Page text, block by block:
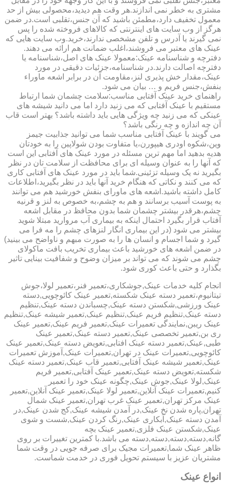
مشتری به خطر نمی اندازند.هر وقت هم دیدید،محصولی بیش از حد
معمول تخفیف دارد،مطمئن باشید که آن جنس،تقلبی است.در ضمن
هرگز از وب سایت های اینترنتی که کالاهای فروخته شده را پس
نمی گیرند یا آدرس و تلفن مشخصی ندارند،خرید.وب سایت هایی که
عینک های معتبر می فروشند،اغلب ضمانت هم ارائه می دهند.
دفترچه و شناسنامه عینک:معمولا عینک های اصل،شناسنامه یا
دفترچه اصالت دارند.در شناسنامه،جزئیات دقیقی در مورد
عینک،مقدار خش پذیری لنز،مقاومت آن در برابر اشعه ماوراء
بنفش،جنس فریم و … بیان می شود.
راهنمای خرید عینک آفتابی مناسب:سلامت چشمان شما ارتباط
مستقیم با عینک آفتابی که می زنید دارد اما می دانید شیشه های
عینکی که می زنید چه ویژگی هایی باید داشته باشد؟ بهتر است قاب
آن چه اندازه و چه رنگی باشد؟
می گویند با عینک آفتابی مناسب شما می توانید جذابیت جیمز
وین،شکوه اودری هیپورن،یا متفاوت بودن شولاپین را به خودتان
هدیه بدهید اما مهم ترین مسئله در مورد عینک های آفتابی این است
که آنها را به عنوان وسیله ای برای محافظت از سلامت تان در نظر
بگیرید نه یک وسیله تزئینی.شما باید در مورد عینک های آفتابی کاری
که می کنند و نکاتی که هنگام خرید آنها باید در نظر بگیرید،اطلاعات
کامل داشته باشید.اشعه های ماورای بنفش خورشید هم می توانند
به پوست آسیب برسانند و هم به چشم،به خصوص به لنز و قرنیه
چشم،هرقدر بیشتر چشمان شما بدون محافظ در مقابل اشعه
آفتاب قرار بگیرد احتمال اینکه به بیماری آب مروارید مبتلا شوید
بیشتر می شود (در این بیماری انگار لنزهای چشم را مه فرا می
گیرد و شما اجسام و انسان ها را به صورت مبهم و ناواضح می بینید)
در ضمن اشعه های خورشید باعث بیماری تخریب بافت ماکولای
چشم می شوند که می تواند بر میزان وضوح و شفافیت بینایی تاثیر
بگذارد و حتی باعث کوری شود.
انجام کلیه خدمات عینک,جوشکاری،تعمیر فنر،تعمیر لولا،جوش
تیتانیوم،تعمیر دسته عینک شکسته,تعمیر عینک کائوچویی,دسته
عینک ورزشی,شکستن دسته عینک,چسباندن دسته عینک,تنظیم
دسته عینک,تنظیم فریم عینک,تنظیم عینک,تعمیر شیشه عینک,تنظیم
عینک ریبن,نمایندگی تعمیرات عینک,تعمیر فریم عینک,تعمیر عینک
ری بن,تعمیر تخصصی عینک,تعمیر دسته عینک,تعمیر عینک
طبی,عینک,تعمیر دسته عینک افتابی,تعویض دسته عینک,تعمیر عینک
کائوچویی,تعمیرات عینک در تهران,تعمیرات عینک,آموزش تعمیرات
عینک,تعمیر شیشه عینک آفتابی,تعمیر قاب عینک,تعمیر دسته عینک
شکسته,تعویض دسته عینک,تعمیر عینک آفتابی,تعمیر فریم
عینک,لولا عینک,جوش عینک,چگونه عینک خود را تعمیر
کنیم,تعمیرات عینک آنلاین,تعمیر لولا عینک,تعمیر عینک آنلاین,تعمیر
عینک مرکز تهران,تعمیر عینک غرب تهران,تعمیر عینک شمال
تهران,پاره شدن نخ عینک,در آمدن شیشه عینک,کج شدن عینک,در
آمدن دسته عینک,آبکاری عینک,رنگ کردن عینک,شست و شوی
عینک,شکستن عینک فلزی,تعمیر عینک بچه
گانه,دسته,دسته,دسته,دسته می باشد.با کمترین تغییرات بر روی
ظاهر عینک شما,تعمیرات مجیک برای صرفه جویی در وقت شما
مشتریان عزیز با سیستم تحویل فوری در خدمت شماست.
انواع عینک